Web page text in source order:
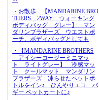
・お散歩 【MANDARINE BRO
THERS 2WAY ウォーキング
ボディバッグ グレー】 マン
ダリンブラザーズ ウエストポ
ーチ、ボディバッグとしても
・【MANDARINE BROTHERS
アイシーコージーミニマッ
ト ライトグレー】 冷感マッ
ト クールマット マンダリン
ブラザーズ 凍らせたペットボ
トルをイン♪ ひんやりエコ バ
ギー ペットカートに♪